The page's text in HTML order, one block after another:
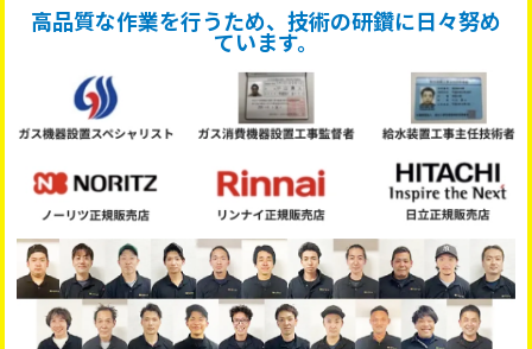
高品質な作業を行うため、技術の研鑽に日々努め
ています。